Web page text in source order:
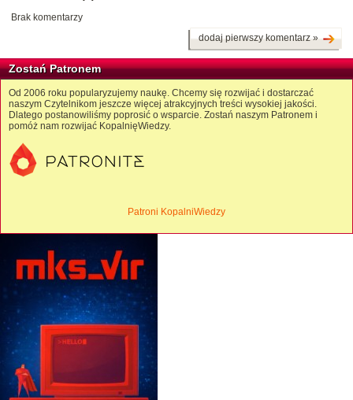
Brak komentarzy
dodaj pierwszy komentarz »
Zostań Patronem
Od 2006 roku popularyzujemy naukę. Chcemy się rozwijać i dostarczać
naszym Czytelnikom jeszcze więcej atrakcyjnych treści wysokiej jakości.
Dlatego postanowiliśmy poprosić o wsparcie. Zostań naszym Patronem i
pomóż nam rozwijać KopalnięWiedzy.
Patroni KopalniWiedzy